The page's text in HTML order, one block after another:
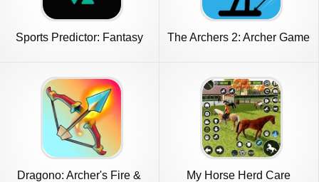
Sports Predictor: Fantasy
The Archers 2: Archer Game
Dragono: Archer's Fire &
My Horse Herd Care